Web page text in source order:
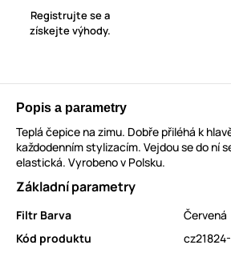
Registrujte se a
získejte výhody.
Popis a parametry
Teplá čepice na zimu. Dobře přiléhá k
každodenním stylizacím. Vejdou se do ní
elastická. Vyrobeno v Polsku.
Základní parametry
Filtr Barva
Červená
Kód produktu